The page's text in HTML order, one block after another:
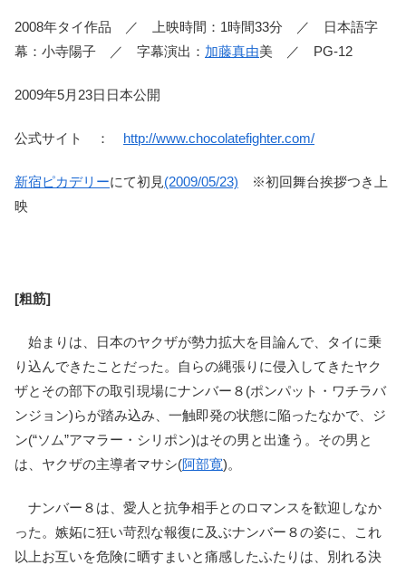
2008年タイ作品 ／ 上映時間：1時間33分 ／ 日本語字
幕：小寺陽子 ／ 字幕演出： 加藤真由美 ／ PG-12
2009年5月23日日本公開
公式サイト ： http://www.chocolatefighter.com/
新宿ピカデリーにて初見(2009/05/23) ※初回舞台挨拶つき上
映
[粗筋]
始まりは、日本のヤクザが勢力拡大を目論んで、タイに乗
り込んできたことだった。自らの縄張りに侵入してきたヤク
ザとその部下の取引現場にナンバー８(ポンパット・ワチラバ
ンジョン)らが踏み込み、一触即発の状態に陥ったなかで、ジ
ン(“ソム”アマラー・シリポン)はその男と出逢う。その男と
は、ヤクザの主導者マサシ(阿部寛)。
ナンバー８は、愛人と抗争相手とのロマンスを歓迎しなか
った。嫉妬に狂い苛烈な報復に及ぶナンバー８の姿に、これ
以上お互いを危険に晒すまいと痛感したふたりは、別れる決